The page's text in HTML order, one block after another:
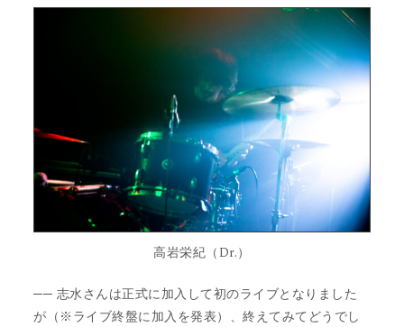
高岩栄紀（Dr.）
── 志水さんは正式に加入して初のライブとなりました
が（※ライブ終盤に加入を発表）、終えてみてどうでし